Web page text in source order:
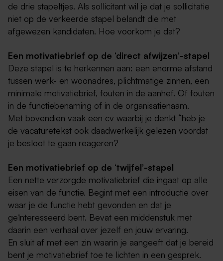
de drie stapeltjes. Als sollicitant wil je dat je sollicitatie
niet op de verkeerde stapel belandt die met
afgewezen kandidaten. Hoe voorkom je dat?
Een motivatiebrief op de ‘direct afwijzen’-stapel
Deze stapel is te herkennen aan: een enorme afstand
tussen werk- en woonadres, plichtmatige zinnen, een
minimale motivatiebrief, fouten in de aanhef. Of fouten
in de functiebenaming of in de organisatienaam.
Met bovendien vaak een cv waarbij je denkt “heb je
de vacaturetekst ook daadwerkelijk gelezen voordat
je besloot te gaan reageren?
Een motivatiebrief op de ‘twijfel’-stapel
Een nette verzorgde motivatiebrief die ingaat op alle
eisen van de functie. Begint met een introductie over
waar je de functie hebt gevonden en dat je
geïnteresseerd bent. Bevat een middenstuk met
daarin een verhaal over jezelf en jouw ervaring.
En sluit af met een zin waarin je aangeeft dat je bereid
bent je motivatiebrief toe te lichten in een gesprek.